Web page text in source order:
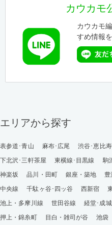
カウカモ
カウカモ
すめ情報
エリアから探す
表参道･青山 麻布･広尾 渋谷･恵比
下北沢･三軒茶屋
東横線･目黒線 駒
神楽坂
品川・田町 銀座・築地 豊
中央線
千駄ヶ谷･四ッ谷 西新宿
池上・多摩川線
世田谷線 経堂･成城
押上・錦糸町
目白・雑司が谷 池袋